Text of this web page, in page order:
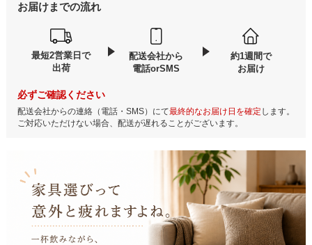
お届けまでの流れ
最短2営業日で
出荷
配送会社から
電話orSMS
約1週間で
お届け
必ずご確認ください
配送会社からの連絡（電話・SMS）にて最終的なお届け日を確定 します。
ご対応いただけない場合、配送が遅れることがございます。